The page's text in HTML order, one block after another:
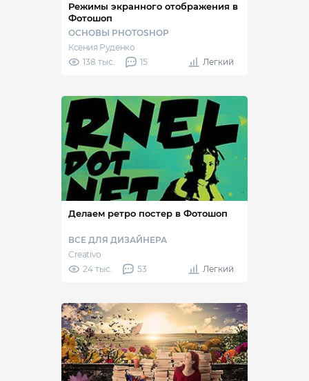
Режимы экранного отображения в
Фотошоп
ОСНОВЫ PHOTOSHOP
Ксения Руденко
138 тыс.
15 Легкий
Делаем ретро постер в Фотошоп
ВСЕ ДЛЯ ДИЗАЙНЕРА
Creativo
24 тыс.
53 Легкий